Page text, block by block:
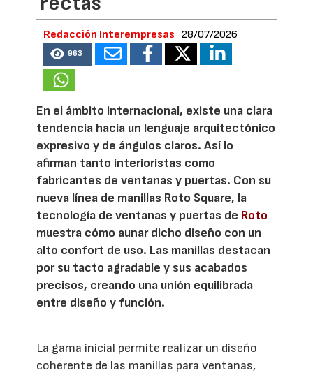
Redacción Interempresas 28/07/2026
963
En el ámbito internacional, existe una clara
tendencia hacia un lenguaje arquitectónico
expresivo y de ángulos claros. Así lo
afirman tanto interioristas como
fabricantes de ventanas y puertas. Con su
nueva línea de manillas Roto Square, la
tecnología de ventanas y puertas de Roto
muestra cómo aunar dicho diseño con un
alto confort de uso. Las manillas destacan
por su tacto agradable y sus acabados
precisos, creando una unión equilibrada
entre diseño y función.
La gama inicial permite realizar un diseño
coherente de las manillas para ventanas,